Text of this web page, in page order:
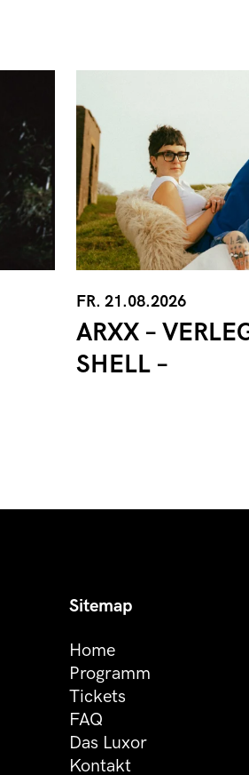
FR. 21.08.2026
ARXX –
SHELL –
Sitemap
Home
Programm
Tickets
FAQ
Das Luxor
Kontakt